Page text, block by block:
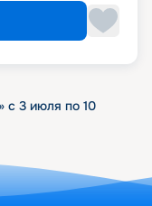
с 3 июля по 10